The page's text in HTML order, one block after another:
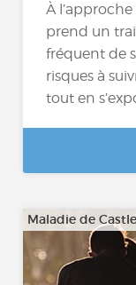
À
prend un
fréquent de
risques à
tout en
Maladie de